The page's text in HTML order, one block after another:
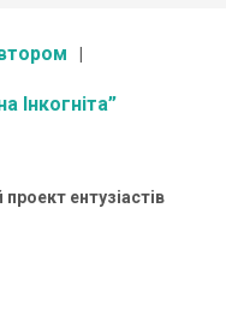
Інкогніта”
проект ентузіастів